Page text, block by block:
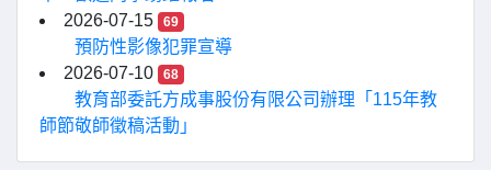
2026-07-15
69
預防性影像犯罪宣導
2026-07-10
68
教育部委託方成事股份有限公司辦理「115年教
師節敬師徵稿活動」